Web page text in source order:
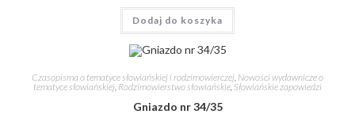
Dodaj do koszyka
Czasopisma o tematyce słowiańskiej i rodzimowierczej Nowości wydawnicze o
tematyce słowiańskiej Rodzimowierstwo słowiańskie,Słowiańskie zapowiedzi
Gniazdo nr 34/35